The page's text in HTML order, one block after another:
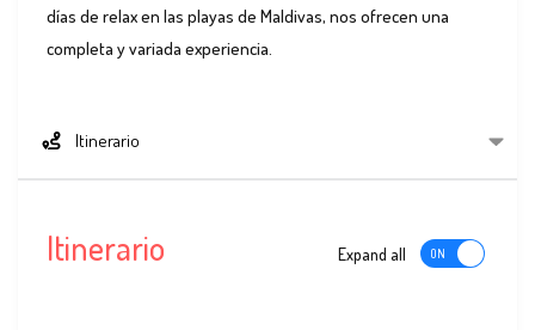
días de relax en las playas de Maldivas, nos ofrecen una
completa y variada experiencia.
Itinerario
Itinerario Expand all